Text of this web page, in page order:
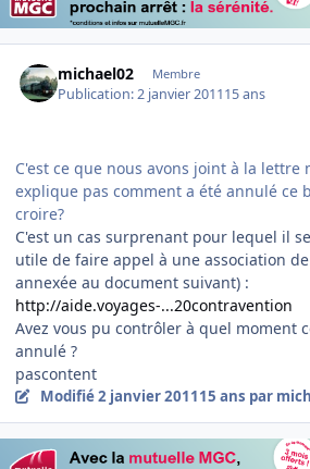
michael02 Membre
Publication:2 janvier 201115 ans
C'est ce que nous avons joint à la lettre
explique pas comment a été annulé ce
croire?
C'est un cas surprenant pour lequel il
utile de faire appel à une association
annexée au document suivant) :
http://aide.voyages-...20contravention
Avez vous pu contrôler à quel moment
annulé ?
pascontent
Modifié2 janvier 201115 ans par